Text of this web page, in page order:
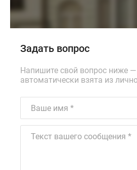
Задать вопрос
Напишите свой вопрос ниже
автоматически взята из